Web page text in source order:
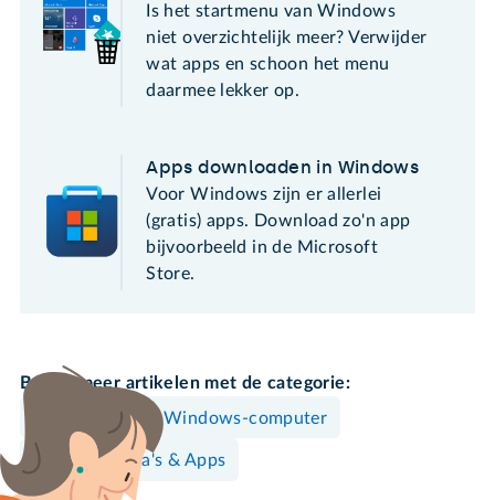
Is het startmenu van Windows
niet overzichtelijk meer? Verwijder
wat apps en schoon het menu
daarmee lekker op.
Apps downloaden in Windows
Voor Windows zijn er allerlei
(gratis) apps. Download zo'n app
bijvoorbeeld in de Microsoft
Store.
Bekijk meer artikelen met de categorie:
Windows-computer
Programma's & Apps